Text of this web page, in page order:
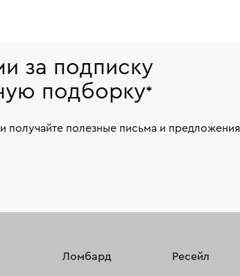
за подписку
подборку*
получайте полезные письма и предложения
Ломбард Ресейл